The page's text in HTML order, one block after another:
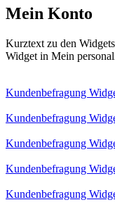
Mein Konto
Kurztext zu den
Widget in Mein
Kundenbefragung
Kundenbefragung
Kundenbefragung
Kundenbefragung
Kundenbefragung